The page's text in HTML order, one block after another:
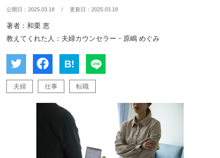
公開日：2025.03.18 / 更新日：2025.03.18
著者：和栗 恵
教えてくれた人：夫婦カウンセラー・原嶋 めぐみ
B!
夫婦 仕事 転職